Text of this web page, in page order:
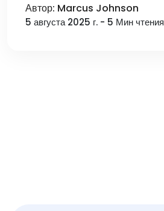
Автор: Marcus Johnson
5 августа 2025 г. - 5 Мин чтения